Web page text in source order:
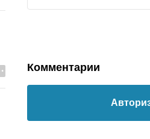
Комментарии